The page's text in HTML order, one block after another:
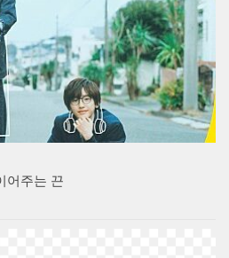
어주는 끈